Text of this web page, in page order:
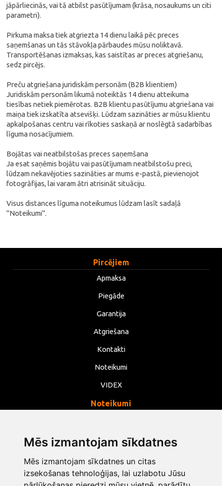
Mēs izmantojam sīkdatnes
Mēs izmantojam sīkdatnes un citas
izsekošanas tehnoloģijas, lai uzlabotu Jūsu
jāpārliecinās, vai tā atbilst pasūtījumam (krāsa, nosaukums un citi
parametri).
Pirkuma maksa tiek atgriezta 14 dienu laikā pēc preces
saņemšanas un tās stāvokļa pārbaudes mūsu noliktavā.
Transportēšanas izmaksas, kas saistītas ar preces atgriešanu,
sedz pircējs.
Preču atgriešana juridiskām personām (B2B klientiem)
Juridiskām personām likumā noteiktās 14 dienu atteikuma
tiesības netiek piemērotas. B2B klientu pasūtījumu atgriešana vai
maiņa tiek izskatīta atsevišķi. Lūdzam sazināties ar mūsu klientu
apkalpošanas centru vai rīkoties saskaņā ar noslēgtā sadarbības
līguma nosacījumiem.
Bojātas vai neatbilstošas preces saņemšana
Ja esat saņēmis bojātu vai pasūtījumam neatbilstošu preci,
lūdzam nekavējoties sazināties ar mums e-pastā, pievienojot
fotogrāfijas, lai varam ātri atrisināt situāciju.
Visus distances līguma noteikumus lūdzam lasīt sadaļā
"Noteikumi".
Pircējiem
Apmaksa
Piegāde
Garantija
Atgriešana
Kontakti
Noteikumi
VIDEX
Noteikumi
Noteikumi
Mainīt sīkdatņu iestatījumus